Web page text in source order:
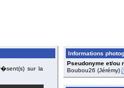
sur la
Informations
Pseudonyme et/ou
Boubou26 (Jérémy)